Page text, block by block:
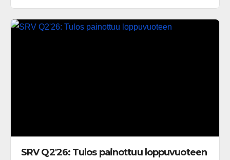
SRV Q2'26: Tulos painottuu loppuvuoteen